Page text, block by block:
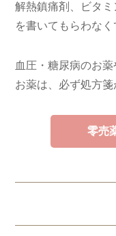
解熱鎮痛剤、ビタ
を書いてもらわな
血圧・糖尿病のお
お薬は、必ず処方箋
零売